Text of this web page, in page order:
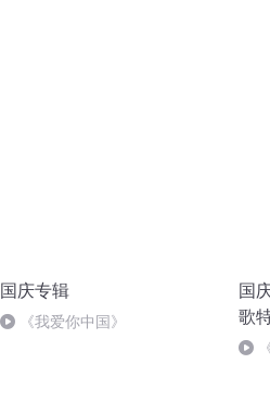
国庆专辑
《我爱你中国》
国
歌